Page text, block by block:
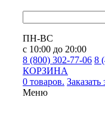
ПН-ВС
с 10:00 до 20:00
8 (800) 302-77-06 8
КОРЗИНА
0 товаров. Заказать
Меню